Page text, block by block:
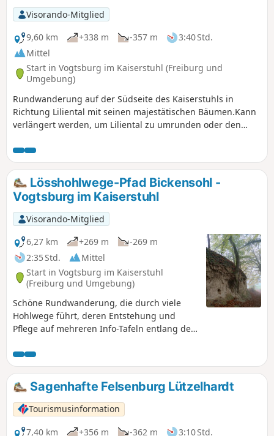
Visorando-Mitglied
9,60 km
+338 m -357 m
3:40 Std.
Mittel
Start in Vogtsburg im Kaiserstuhl (Freiburg und
Umgebung)
Rundwanderung auf der Südseite des Kaiserstuhls in
Richtung Liliental mit seinen majestätischen Bäumen.Kann
verlängert werden, um Liliental zu umrunden oder den
besteigen.Die Rundwanderung führt abwechselnd durch
Weinberge, zu Aussichtspunkten, durch Wälder und über
die Weiden von Liliental.
Lösshohlwege-Pfad Bickensohl -
Vogtsburg im Kaiserstuhl
Visorando-Mitglied
6,27 km
+269 m
-269 m
2:35 Std.
Mittel
Start in Vogtsburg im Kaiserstuhl
(Freiburg und Umgebung)
Schöne Rundwanderung, die durch viele
Hohlwege führt, deren Entstehung und
Pflege auf mehreren Info-Tafeln entlang des
mitten durch die Weinberge und bei
schönem Wetter kann man tolle Aussichten
genieβen.
Sagenhafte Felsenburg Lützelhardt
Tourismusinformation
7,40 km
+356 m -362 m
3:10 Std.